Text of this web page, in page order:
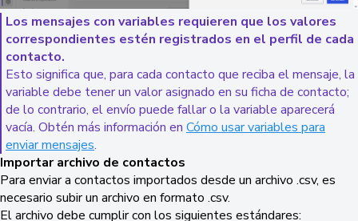
Los mensajes con variables requieren que los valores
correspondientes estén registrados en el perfil de cada
contacto.
Esto significa que, para cada contacto que reciba el mensaje, la
variable debe tener un valor asignado en su ficha de contacto;
de lo contrario, el envío puede fallar o la variable aparecerá
vacía. Obtén más información en Cómo usar variables para
enviar mensajes.
Importar archivo de contactos
Para enviar a contactos importados desde un archivo .csv, es
necesario subir un archivo en formato .csv.
El archivo debe cumplir con los siguientes estándares: